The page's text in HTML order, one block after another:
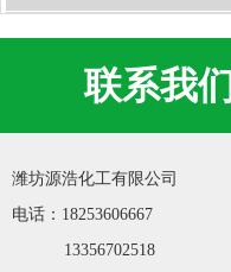
联系我们
潍坊源浩化工有限公司
电话：18253606667
13356702518